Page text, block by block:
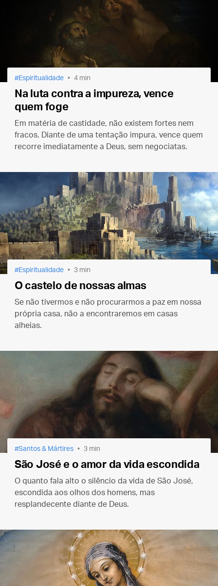
Espiritualidade 4 min
Na luta contra a impureza, vence
quem foge
Em matéria de castidade, não existem fortes nem
fracos. Diante de uma tentação impura, vence quem
recorre imediatamente a Deus, sem negociatas.
Espiritualidade 3 min
O castelo de nossas almas
Se não tivermos e não procurarmos a paz em nossa
própria casa, não a encontraremos em casas
alheias.
Santos & Mártires 3 min
São José e o amor da vida escondida
O quanto fala alto o silêncio da vida de São José,
escondida aos olhos dos homens, mas
resplandecente diante de Deus.